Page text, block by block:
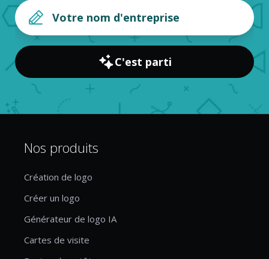
C'est parti
Nos produits
Création de logo
Créer un logo
Générateur de logo IA
Cartes de visite